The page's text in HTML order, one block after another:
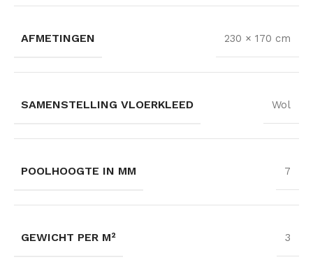
AFMETINGEN 230 × 170 cm
SAMENSTELLING VLOERKLEED Wol
POOLHOOGTE IN MM 7
GEWICHT PER M² 3